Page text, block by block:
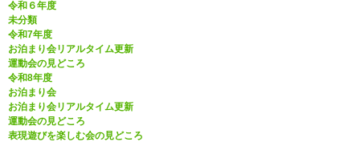
令和６年度
未分類
令和7年度
お泊まり会リアルタイム更新
運動会の見どころ
令和8年度
お泊まり会
お泊まり会リアルタイム更新
運動会の見どころ
表現遊びを楽しむ会の見どころ